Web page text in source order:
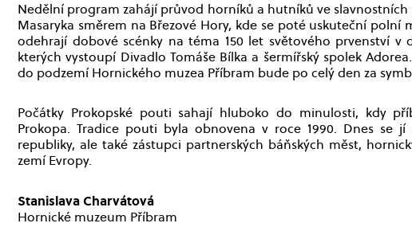
Nedělní program zahájí průvod horníků a hutníků ve slavnostních
Masaryka směrem na Březové Hory, kde se poté uskuteční polní
odehrají dobové scénky na téma 150 let světového prvenství v
kterých vystoupí Divadlo Tomáše Bílka a šermířský spolek
do podzemí Hornického muzea Příbram bude po celý den za
Počátky Prokopské pouti sahají hluboko do minulosti, kdy
Prokopa. Tradice pouti byla obnovena v roce 1990. Dnes se
republiky, ale také zástupci partnerských báňských měst,
zemí Evropy.
Stanislava Charvátová
Hornické muzeum Příbram